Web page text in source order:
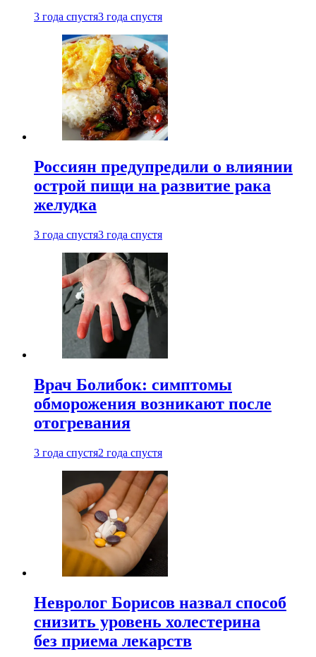
3 года спустя3 года спустя
Россиян предупредили о влиянии
острой пищи на развитие рака
желудка
3 года спустя3 года спустя
Врач Болибок: симптомы
обморожения возникают после
отогревания
3 года спустя2 года спустя
Невролог Борисов назвал способ
снизить уровень холестерина
без приема лекарств